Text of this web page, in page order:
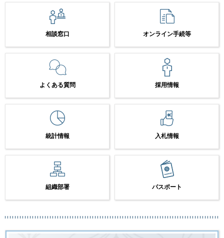
相談窓口 オンライン手続等
よくある質問 採用情報
統計情報 入札情報
組織部署 パスポート